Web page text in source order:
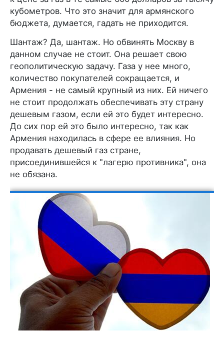
кубометров. Что это значит для армянского
бюджета, думается, гадать не приходится.
Шантаж? Да, шантаж. Но обвинять Москву в
данном случае не стоит. Она решает свою
геополитическую задачу. Газа у нее много,
количество покупателей сокращается, и
Армения - не самый крупный из них. Ей ничего
не стоит продолжать обеспечивать эту страну
дешевым газом, если ей это будет интересно.
До сих пор ей это было интересно, так как
Армения находилась в сфере ее влияния. Но
продавать дешевый газ стране,
присоединившейся к "лагерю противника", она
не обязана.